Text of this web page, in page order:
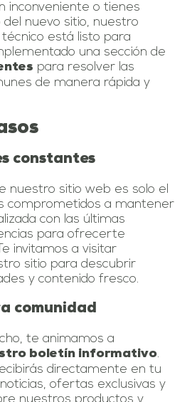
inconveniente o tienes
nuevo sitio, nuestro
está listo para
una sección de
para resolver las
de manera rápida y
constantes
nuestro sitio web es solo el
comprometidos a mantener
con las últimas
para ofrecerte
invitamos a visitar
sitio para descubrir
y contenido fresco.
comunidad
te animamos a
boletín informativo.
directamente en tu
ofertas exclusivas y